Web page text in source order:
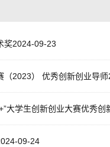
奖2024-09-23
（2023） 优秀创新创业导
大学生创新创业大赛优秀
09-24